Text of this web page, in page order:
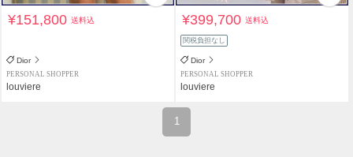
¥151,800送料込
Dior
PERSONAL SHOPPER
louviere
¥399,700送料込
関税負担なし
Dior
PERSONAL SHOPPER
louviere
1